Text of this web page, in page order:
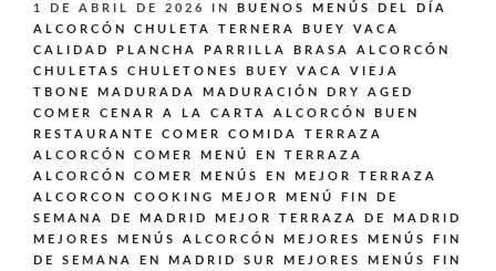
1 DE ABRIL DE 2026 IN
BUENOS MENÚS DEL DÍA
ALCORCÓN
CHULETA TERNERA BUEY VACA
CALIDAD PLANCHA PARRILLA BRASA ALCORCÓN
CHULETAS CHULETONES BUEY VACA VIEJA
TBONE MADURADA MADURACIÓN DRY AGED
COMER CENAR A LA CARTA ALCORCÓN BUEN
RESTAURANTE
COMER COMIDA TERRAZA
ALCORCÓN
COMER MENÚ EN TERRAZA
ALCORCÓN
COMER MENÚS EN MEJOR TERRAZA
ALCORCON
COOKING
MEJOR MENÚ FIN DE
SEMANA DE MADRID
MEJOR TERRAZA DE MADRID
MEJORES MENÚS ALCORCÓN
MEJORES MENÚS FIN
DE SEMANA EN MADRID SUR
MEJORES MENÚS FIN